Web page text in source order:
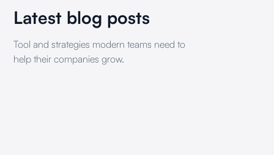
Latest blog posts
Tool and strategies modern teams need to
help their companies grow.